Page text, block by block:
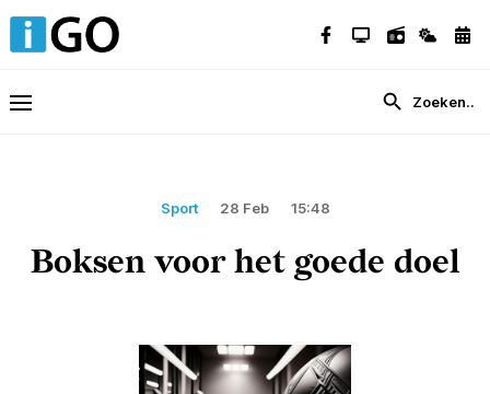
Sport 28 Feb 15:48
Boksen voor het goede doel